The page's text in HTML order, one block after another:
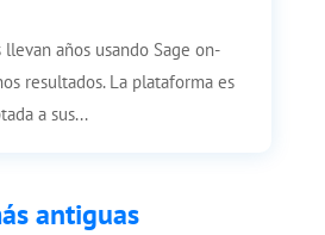
llevan años usando Sage on-
resultados. La plataforma es
a sus...
antiguas